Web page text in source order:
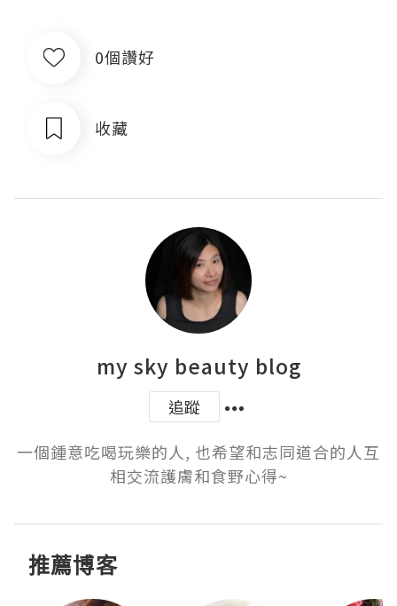
0個讚好
收藏
my sky beauty blog
追蹤
一個鍾意吃喝玩樂的人, 也希望和志同道合的人互
相交流護膚和食野心得~
推薦博客